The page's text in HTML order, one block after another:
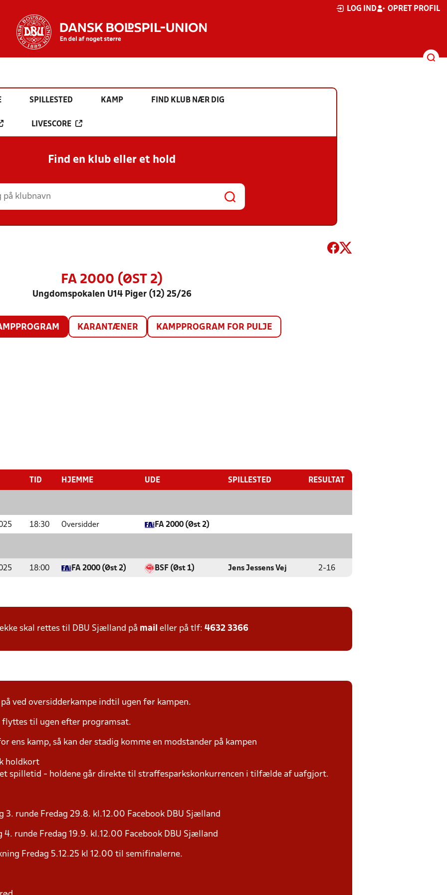
LOG IND OPRET PROFIL
SPILLESTED KAMP FIND KLUB NÆR DIG
LIVESCORE
Find en klub eller et hold
FA 2000 (ØST 2)
Ungdomspokalen U14 Piger (12) 25/26
KARANTÆNER KAMPPROGRAM FOR PULJE
TID HJEMME UDE SPILLESTED RESULTAT
18:30 Oversidder FA 2000 (Øst 2)
18:00 FA 2000 (Øst 2) BSF (Øst 1) Jens Jessens Vej 2-16
skal rettes til DBU Sjælland på mail eller på tlf: 4632 3366
ved oversidderkampe indtil ugen før kampen.
flyttes til ugen efter programsat.
ens kamp, så kan der stadig komme en modstander på kampen
holdkort
spilletid - holdene går direkte til straffesparkskonkurrencen i tilfælde af uafgjort.
runde Fredag 29.8. kl.12.00 Facebook DBU Sjælland
runde Fredag 19.9. kl.12.00 Facebook DBU Sjælland
Fredag 5.12.25 kl 12.00 til semifinalerne.